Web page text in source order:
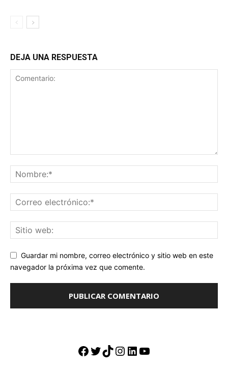
DEJA UNA RESPUESTA
Guardar mi nombre, correo electrónico y sitio web en este
navegador la próxima vez que comente.
Facebook
Twitter
TikTok
Instagram
LinkedIn
YouTube